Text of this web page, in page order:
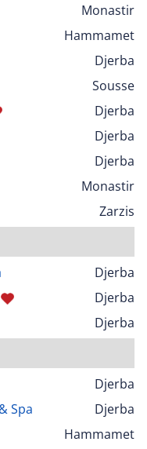
Monastir
Hammamet
Djerba
Sousse
Djerba
Djerba
Djerba
Monastir
Zarzis
Djerba
Djerba
Djerba
Djerba
Spa
Djerba
Hammamet